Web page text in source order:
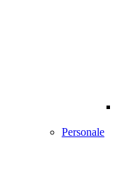
Personale